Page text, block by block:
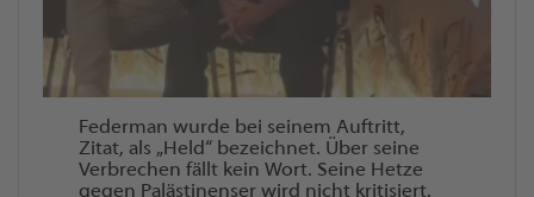
Federman wurde bei seinem Auftritt,
Zitat, als „Held“ bezeichnet. Über seine
Verbrechen fällt kein Wort. Seine Hetze
gegen Palästinenser wird nicht kritisiert.